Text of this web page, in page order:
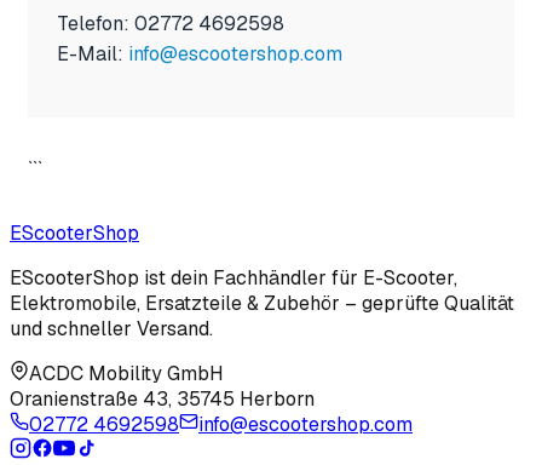
Telefon: 02772 4692598
E-Mail: info@escootershop.com
```
EScooterShop
EScooterShop ist dein Fachhändler für E-Scooter,
Elektromobile, Ersatzteile & Zubehör – geprüfte Qualität
und schneller Versand.
ACDC Mobility GmbH
Oranienstraße 43, 35745 Herborn
02772 4692598
info@escootershop.com